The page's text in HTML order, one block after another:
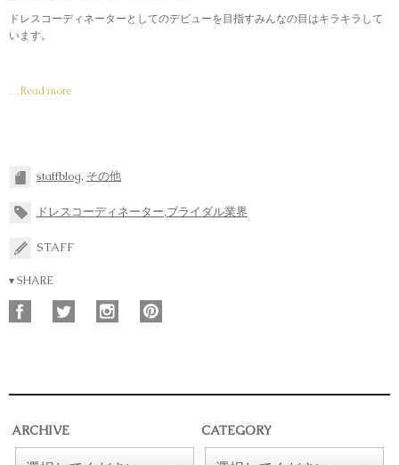
ドレスコーディネーターとしてのデビューを目指すみんなの目はキラキラして
います。
…Read more
staffblog, その他
ドレスコーディネーター,ブライダル業界
STAFF
▾ SHARE
ARCHIVE CATEGORY